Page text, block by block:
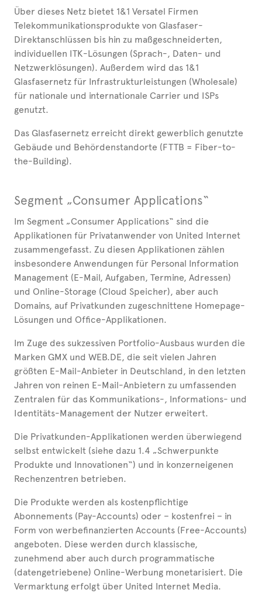
Über dieses Netz bietet 1&1 Versatel Firmen
Telekommunikationsprodukte von Glasfaser-
Direktanschlüssen bis hin zu maßgeschneiderten,
individuellen ITK-Lösungen (Sprach-, Daten- und
Netzwerklösungen). Außerdem wird das 1&1
Glasfasernetz für Infrastrukturleistungen (Wholesale)
für nationale und internationale Carrier und ISPs
genutzt.
Das Glasfasernetz erreicht direkt gewerblich genutzte
Gebäude und Behördenstandorte (FTTB = Fiber-to-
the-Building).
Segment „Consumer Applications“
Im Segment „Consumer Applications“ sind die
Applikationen für Privatanwender von United Internet
zusammengefasst. Zu diesen Applikationen zählen
insbesondere Anwendungen für Personal Information
Management (E-Mail, Aufgaben, Termine, Adressen)
und Online-Storage (Cloud Speicher), aber auch
Domains, auf Privatkunden zugeschnittene Homepage-
Lösungen und Office-Applikationen.
Im Zuge des sukzessiven Portfolio-Ausbaus wurden die
Marken GMX und WEB.DE, die seit vielen Jahren
größten E-Mail-Anbieter in Deutschland, in den letzten
Jahren von reinen E-Mail-Anbietern zu umfassenden
Zentralen für das Kommunikations-, Informations- und
Identitäts-Management der Nutzer erweitert.
Die Privatkunden-Applikationen werden überwiegend
selbst entwickelt (siehe dazu 1.4 „Schwerpunkte
Produkte und Innovationen“) und in konzerneigenen
Rechenzentren betrieben.
Die Produkte werden als kostenpflichtige
Abonnements (Pay-Accounts) oder – kostenfrei – in
Form von werbefinanzierten Accounts (Free-Accounts)
angeboten. Diese werden durch klassische,
zunehmend aber auch durch programmatische
(datengetriebene) Online-Werbung monetarisiert. Die
Vermarktung erfolgt über United Internet Media.